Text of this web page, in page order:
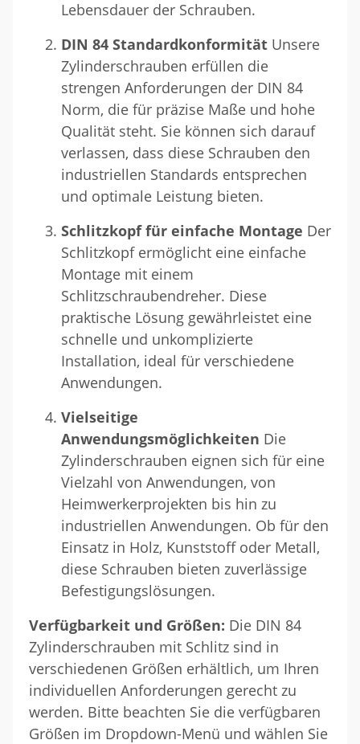
Lebensdauer der Schrauben.
DIN 84 Standardkonformität Unsere
Zylinderschrauben erfüllen die
strengen Anforderungen der DIN 84
Norm, die für präzise Maße und hohe
Qualität steht. Sie können sich darauf
verlassen, dass diese Schrauben den
industriellen Standards entsprechen
und optimale Leistung bieten.
Schlitzkopf für einfache Montage Der
Schlitzkopf ermöglicht eine einfache
Montage mit einem
Schlitzschraubendreher. Diese
praktische Lösung gewährleistet eine
schnelle und unkomplizierte
Installation, ideal für verschiedene
Anwendungen.
Vielseitige
Anwendungsmöglichkeiten Die
Zylinderschrauben eignen sich für eine
Vielzahl von Anwendungen, von
Heimwerkerprojekten bis hin zu
industriellen Anwendungen. Ob für den
Einsatz in Holz, Kunststoff oder Metall,
diese Schrauben bieten zuverlässige
Befestigungslösungen.
Verfügbarkeit und Größen: Die DIN 84
Zylinderschrauben mit Schlitz sind in
verschiedenen Größen erhältlich, um Ihren
individuellen Anforderungen gerecht zu
werden. Bitte beachten Sie die verfügbaren
Größen im Dropdown-Menü und wählen Sie